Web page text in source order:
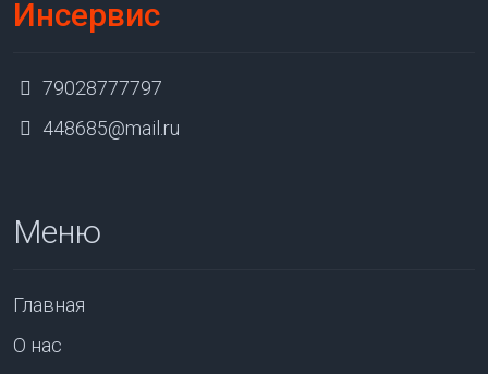
Инсервис
79028777797
448685@mail.ru
Меню
Главная
О нас